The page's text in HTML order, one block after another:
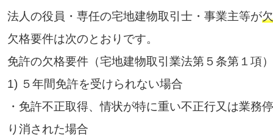
法人の役員・専任の宅地建物取引士・事業主等が
欠格要件は次のとおりです。
免許の欠格要件（宅地建物取引業法第５条第１項）
1) ５年間免許を受けられない場合
・免許不正取得、情状が特に重い不正行又は業務
り消された場合